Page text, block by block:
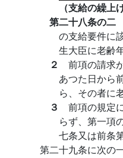
（支給の繰上
第二十八条の二
の支給要件に
生大臣に老齢
２ 前項の請求
あつた日から
ら、その者に
３ 前項の規定
らず、第一項
七条又は前条
第二十九条に次の